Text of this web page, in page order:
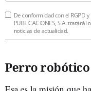
De conformidad con el RGPD y
PUBLICACIONES, S.A. tratará
noticias de actualidad.
Perro robótico